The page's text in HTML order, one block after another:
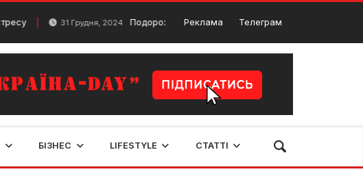
31 Грудня, 2024 Подорож з України до Франкфурта: важливі моменти
Реклама Телеграм
БІЗНЕС LIFESTYLE СТАТТІ